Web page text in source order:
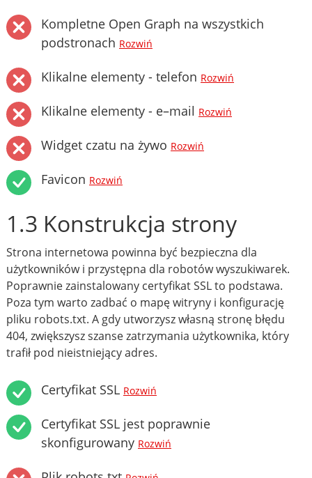
Kompletne Open Graph na wszystkich
podstronach Rozwiń
Klikalne elementy - telefon Rozwiń
Klikalne elementy - e–mail Rozwiń
Widget czatu na żywo Rozwiń
Favicon Rozwiń
1.3 Konstrukcja strony
Strona internetowa powinna być bezpieczna dla
użytkowników i przystępna dla robotów wyszukiwarek.
Poprawnie zainstalowany certyfikat SSL to podstawa.
Poza tym warto zadbać o mapę witryny i konfigurację
pliku robots.txt. A gdy utworzysz własną stronę błędu
404, zwiększysz szanse zatrzymania użytkownika, który
trafił pod nieistniejący adres.
Certyfikat SSL Rozwiń
Certyfikat SSL jest poprawnie
skonfigurowany Rozwiń